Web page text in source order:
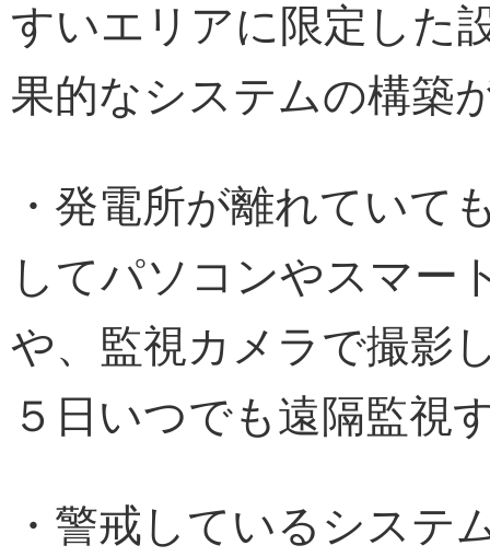
すいエリアに限定した
果的なシステムの構築
・発電所が離れていて
してパソコンやスマー
や、監視カメラで撮影
５日いつでも遠隔監視
・警戒しているシステ